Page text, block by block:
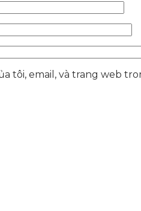
tôi, email, và trang web